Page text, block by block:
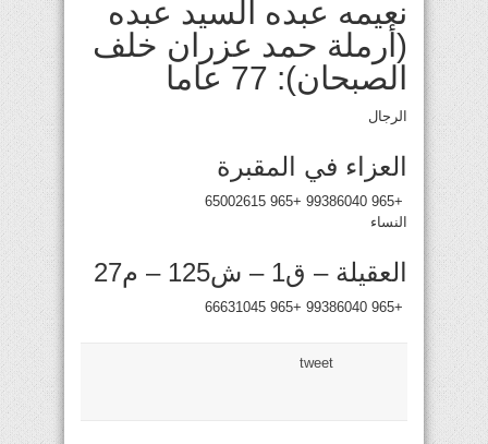
نعيمه عبده السيد عبده
(أرملة حمد عزران خلف
الصبحان): 77 عاما
الرجال
العزاء في المقبرة
+965 99386040 +965 65002615
النساء
العقيلة – ق1 – ش125 – م27
+965 99386040 +965 66631045
tweet